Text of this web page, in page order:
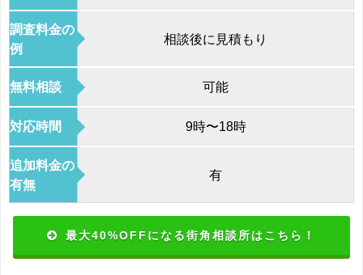
調査料金の
例
相談後に見積もり
無料相談 可能
対応時間 9時〜18時
追加料金の
有無
有
最大40%OFFになる街角相談所はこちら！